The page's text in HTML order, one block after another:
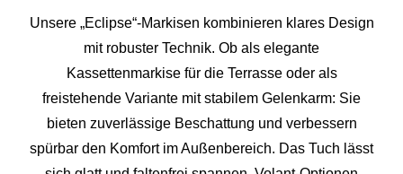
Unsere „Eclipse“-Markisen kombinieren klares Design
mit robuster Technik. Ob als elegante
Kassettenmarkise für die Terrasse oder als
freistehende Variante mit stabilem Gelenkarm: Sie
bieten zuverlässige Beschattung und verbessern
spürbar den Komfort im Außenbereich. Das Tuch lässt